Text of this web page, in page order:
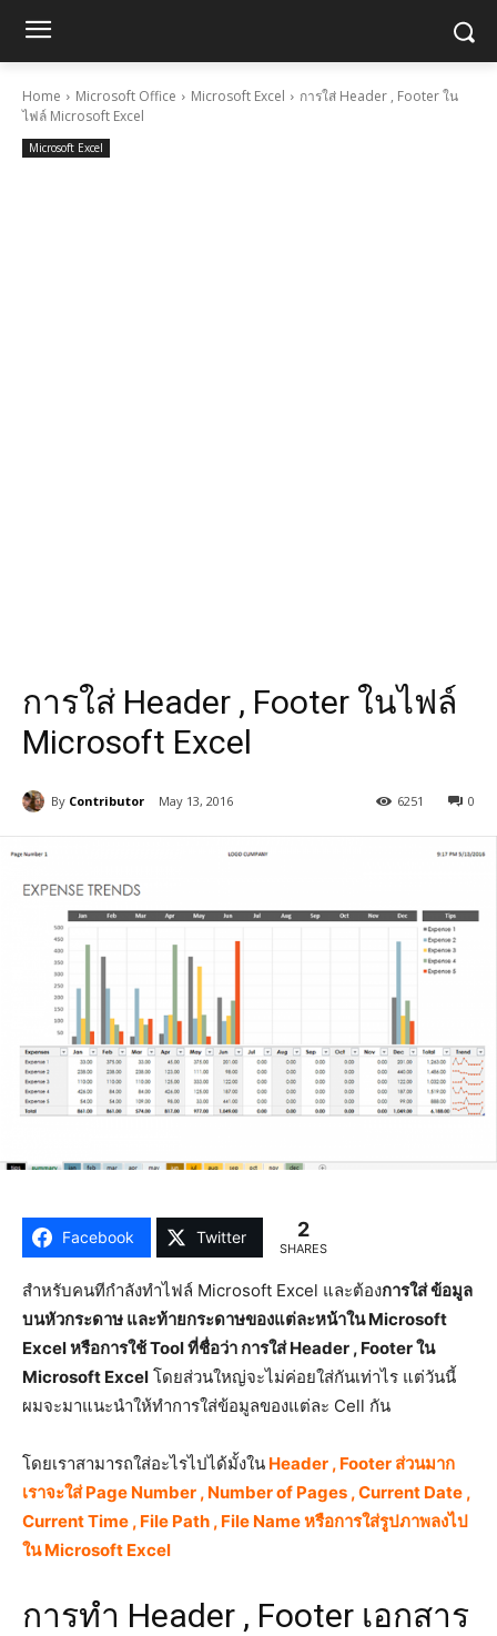
Home Microsoft Office Microsoft Excel
การใส่ Header , Footer ใน
ไฟล์ Microsoft Excel
Microsoft Excel
การใส่ Header , Footer ในไฟล์
Microsoft Excel
By Contributor May 13, 2016 0
6251
Facebook Twitter 2
SHARES
สำหรับคนทีกำลังทำไฟล์ Microsoft Excel และต้องการใส่ ข้อมูล
บนหัวกระดาษ และท้ายกระดาษของแต่ละหน้าใน Microsoft
Excel หรือการใช้ Tool ที่ชื่อว่า การใส่ Header , Footer ใน
Microsoft Excel โดยส่วนใหญ่จะไม่ค่อยใส่กันเท่าไร แต่วันนี้
ผมจะมาแนะนำให้ทำการใส่ข้อมูลของแต่ละ Cell กัน
โดยเราสามารถใส่อะไรไปได้มั้งใน Header , Footer ส่วนมาก
เราจะใส่ Page Number , Number of Pages , Current Date ,
Current Time , File Path , File Name หรือการใส่รูปภาพลงไป
ใน Microsoft Excel
การทำ Header , Footer เอกสาร